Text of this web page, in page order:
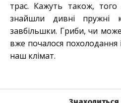
трас. Кажуть також, того
знайшли дивні пружні
завбільшки. Гриби, чи
вже почалося похолодання
наш клімат.